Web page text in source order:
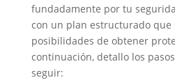
fundadamente por tu
con un plan estructurado que
posibilidades de obtener
continuación, detallo los
seguir: